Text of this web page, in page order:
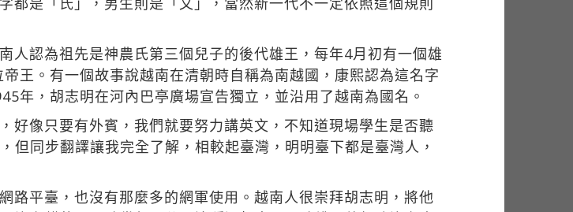
人認為祖先是神農氏第三個兒子的後代雄王，每年4月初有一個雄
王。有一個故事說越南在清朝時自稱為南越國，康熙認為這名字
年，胡志明在河內巴亭廣場宣告獨立，並沿用了越南為國名。
好像只要有外賓，我們就要努力講英文，不知道現場學生是否聽
同步翻譯讓我完全了解，相較起臺灣，明明臺下都是臺灣人，
路平臺，也沒有那麼多的網軍使用。越南人很崇拜胡志明，將他